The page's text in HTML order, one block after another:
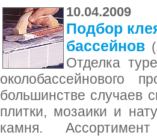
10.04.2009
Подбор
бассейнов
Отделка
околобассейнового
большинстве случаев
плитки, мозаики и
камня.